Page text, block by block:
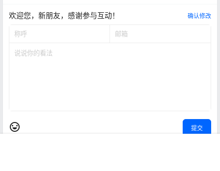
欢迎您，新朋友，感谢参与互动！ 确认修改
提交